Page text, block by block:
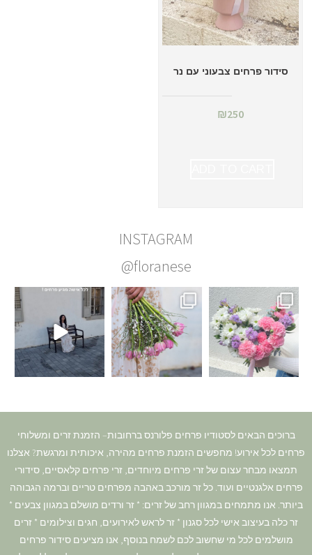
סידור פרחים צבעוני עם נר
₪250
INSTAGRAM
@floranese
ברוכים הבאים לסטודיו פרחים פלורנס ברחובות– הזמנת זרים ומשלוחי
פרחים לכל אירוע! מחפשים הזמנת פרחים מהירה, איכותית ומרגשת? אצלנו
תמצאו מבחר עצום של זרי פרחים מיוחדים, זרי פרחים קלאסיים, סידורי
פרחים אלגנטיים ועוד. כל זר מורכב באהבה מפרחים טריים וברמה הגבוהה
ביותר. אנו מתמחים במגוון רחב של זרים: * זר ורדים מושלם במגוון צבעים *
זר כלה בעיצוב אישי לכל סגנון * זר לראש לאירועים, חגים וצילומים * זרים
מושלמים לכל מי שחשוב לכם לשמח בנוסף, אנו מציעים סידור פרחים